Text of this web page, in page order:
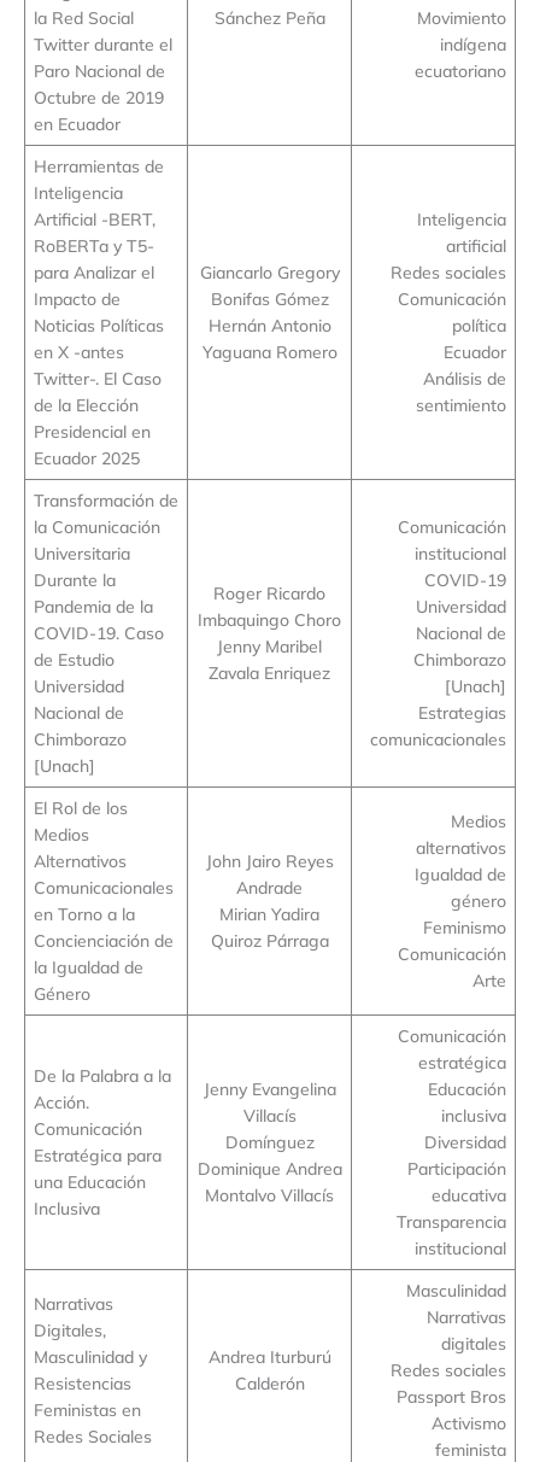
la Red Social
Twitter durante el
Paro Nacional de
Octubre de 2019
en Ecuador
Sánchez Peña
Movimiento
indígena
ecuatoriano
Herramientas de
Inteligencia
Artificial -BERT,
RoBERTa y T5-
para Analizar el
Impacto de
Noticias Políticas
en X -antes
Twitter-. El Caso
de la Elección
Presidencial en
Ecuador 2025
Giancarlo Gregory
Bonifas Gómez
Hernán Antonio
Yaguana Romero
Inteligencia
artificial
Redes sociales
Comunicación
política
Ecuador
Análisis de
sentimiento
Transformación de
la Comunicación
Universitaria
Durante la
Pandemia de la
COVID-19. Caso
de Estudio
Universidad
Nacional de
Chimborazo
[Unach]
Roger Ricardo
Imbaquingo Choro
Jenny Maribel
Zavala Enriquez
Comunicación
institucional
COVID-19
Universidad
Nacional de
Chimborazo
[Unach]
Estrategias
comunicacionales
El Rol de los
Medios
Alternativos
Comunicacionales
en Torno a la
Concienciación de
la Igualdad de
Género
John Jairo Reyes
Andrade
Mirian Yadira
Quiroz Párraga
Medios
alternativos
Igualdad de
género
Feminismo
Comunicación
Arte
De la Palabra a la
Acción.
Comunicación
Estratégica para
una Educación
Inclusiva
Jenny Evangelina
Villacís
Domínguez
Dominique Andrea
Montalvo Villacís
Comunicación
estratégica
Educación
inclusiva
Diversidad
Participación
educativa
Transparencia
institucional
Narrativas
Digitales,
Masculinidad y
Resistencias
Feministas en
Redes Sociales
Andrea Iturburú
Calderón
Masculinidad
Narrativas
digitales
Redes sociales
Passport Bros
Activismo
feminista